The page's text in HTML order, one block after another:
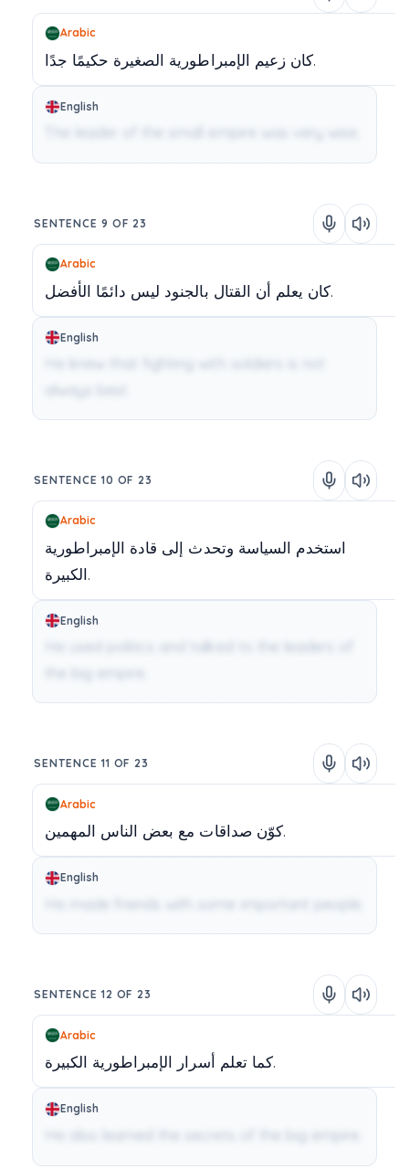
Arabic
كان زعيم الإمبراطورية الصغيرة حكيمًا جدًا.
English
SENTENCE 9 OF 23
Arabic
كان يعلم أن القتال بالجنود ليس دائمًا الأفضل.
English
SENTENCE 10 OF 23
Arabic
استخدم السياسة وتحدث إلى قادة الإمبراطورية
الكبيرة.
English
SENTENCE 11 OF 23
Arabic
كوّن صداقات مع بعض الناس المهمين.
English
SENTENCE 12 OF 23
Arabic
كما تعلم أسرار الإمبراطورية الكبيرة.
English